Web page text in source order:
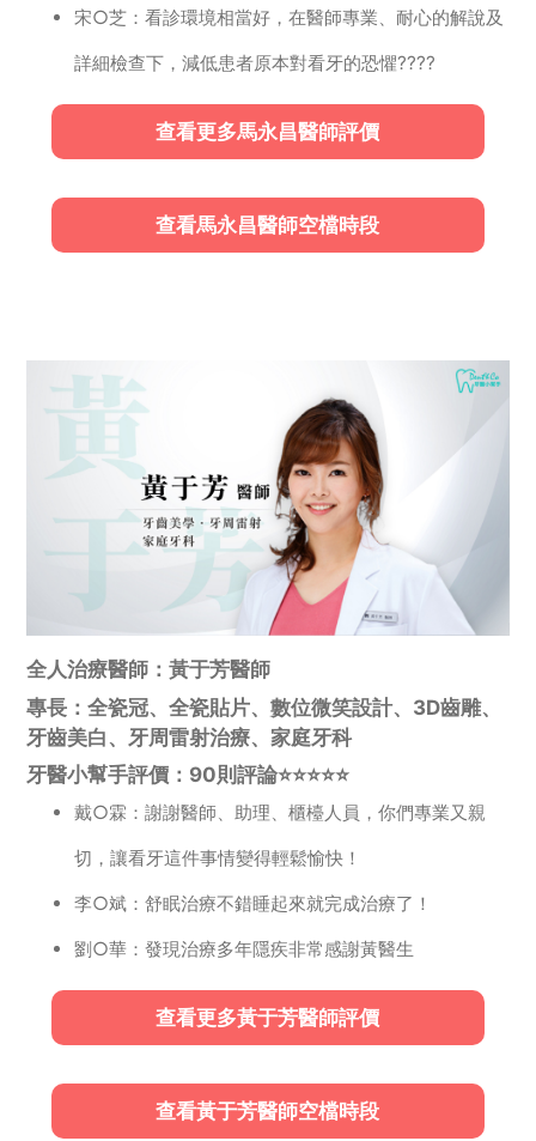
宋○芝：看診環境相當好，在醫師專業、耐心的解說及
詳細檢查下，減低患者原本對看牙的恐懼????
查看更多馬永昌醫師評價
查看馬永昌醫師空檔時段
全人治療醫師：黃于芳醫師
專長：全瓷冠、全瓷貼片、數位微笑設計、3D齒雕、
牙齒美白、牙周雷射治療、家庭牙科
牙醫小幫手評價：90則評論⭐️⭐️⭐️⭐️⭐️
戴○霖：謝謝醫師、助理、櫃檯人員，你們專業又親
切，讓看牙這件事情變得輕鬆愉快！
李○斌：舒眠治療不錯睡起來就完成治療了！
劉○華：發現治療多年隱疾非常感謝黃醫生
查看更多黃于芳醫師評價
查看黃于芳醫師空檔時段